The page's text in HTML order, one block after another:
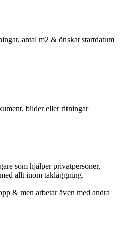
antal m2 & önskat startdatum
bilder eller ritningar
som hjälper privatpersoner,
allt inom takläggning.
& men arbetar även med andra